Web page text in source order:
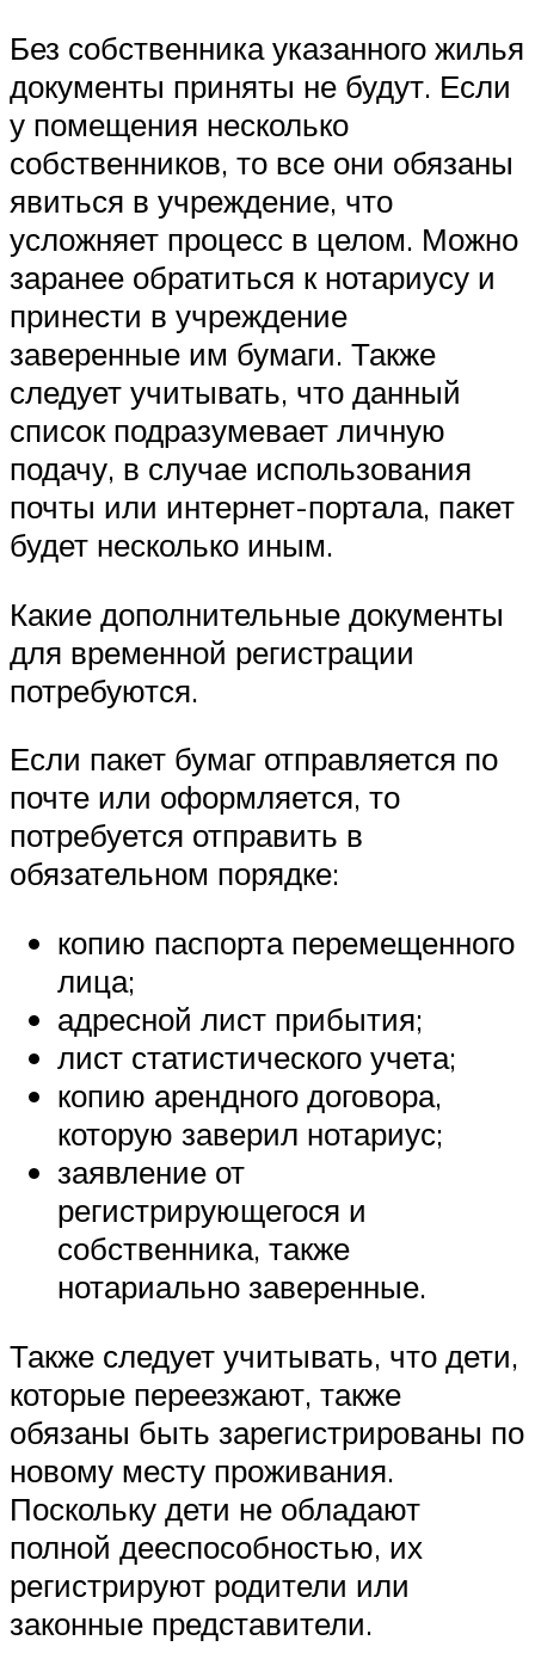
Без собственника указанного жилья
документы приняты не будут. Если
у помещения несколько
собственников, то все они обязаны
явиться в учреждение, что
усложняет процесс в целом. Можно
заранее обратиться к нотариусу и
принести в учреждение
заверенные им бумаги. Также
следует учитывать, что данный
список подразумевает личную
подачу, в случае использования
почты или интернет-портала, пакет
будет несколько иным.
Какие дополнительные документы
для временной регистрации
потребуются.
Если пакет бумаг отправляется по
почте или оформляется, то
потребуется отправить в
обязательном порядке:
копию паспорта перемещенного
лица;
адресной лист прибытия;
лист статистического учета;
копию арендного договора,
которую заверил нотариус;
заявление от
регистрирующегося и
собственника, также
нотариально заверенные.
Также следует учитывать, что дети,
которые переезжают, также
обязаны быть зарегистрированы по
новому месту проживания.
Поскольку дети не обладают
полной дееспособностью, их
регистрируют родители или
законные представители.